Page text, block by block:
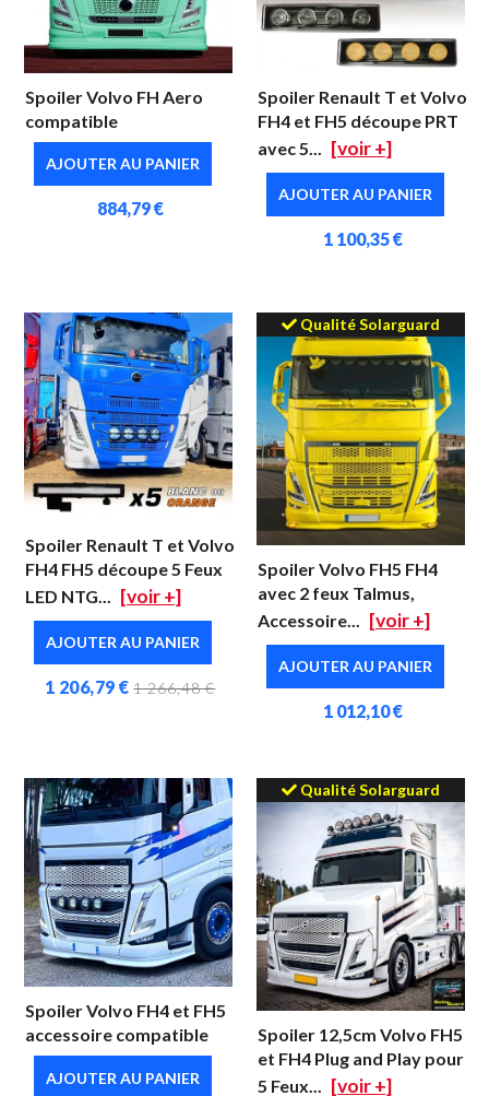
Spoiler Volvo FH Aero
compatible
AJOUTER AU PANIER
884,79 €
Spoiler Renault T et Volvo
FH4 et FH5 découpe PRT
avec 5... [voir +]
AJOUTER AU PANIER
1 100,35 €
Spoiler Renault T et Volvo
FH4 FH5 découpe 5 Feux
LED NTG... [voir +]
AJOUTER AU PANIER
1 206,79 € 1 266,48 €
Qualité Solarguard
Spoiler Volvo FH5 FH4
avec 2 feux Talmus,
Accessoire... [voir +]
AJOUTER AU PANIER
1 012,10 €
Spoiler Volvo FH4 et FH5
accessoire compatible
AJOUTER AU PANIER
Qualité Solarguard
Spoiler 12,5cm Volvo FH5
et FH4 Plug and Play pour
5 Feux... [voir +]